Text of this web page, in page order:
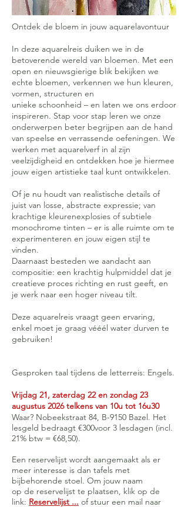
Ontdek de bloem in jouw aquarelavontuur
In deze aquarelreis duiken we in de
betoverende wereld van bloemen. Met een
open en nieuwsgierige blik bekijken we
echte bloemen, verkennen we hun kleuren,
vormen, structuren en
unieke schoonheid – en laten we ons erdoor
inspireren. Stap voor stap leren we onze
onderwerpen beter begrijpen aan de hand
van speelse en verrassende oefeningen. We
werken met aquarelverf in al zijn
veelzijdigheid en ontdekken hoe je hiermee
jouw eigen artistieke taal kunt ontwikkelen.
Of je nu houdt van realistische details of
juist van losse, abstracte expressie; van
krachtige kleurenexplosies of subtiele
monochrome tinten – er is alle ruimte om te
experimenteren en jouw eigen stijl te
vinden.
Daarnaast besteden we aandacht aan
compositie: een krachtig hulpmiddel dat je
creatieve proces richting en rust geeft, en
je werk naar een hoger niveau tilt.
Deze aquarelreis vraagt geen ervaring,
enkel moet je graag vééél water durven te
gebruiken!
Gesproken taal tijdens de letterreis: Engels.
Vrijdag 21, zaterdag 22 en zondag 23
augustus 2026 telkens van 10u tot 16u30
Waar? Nobeekstraat 84, B-9150 Bazel. Het
lesgeld bedraagt €300voor 3 lesdagen (incl.
21% btw = €68,50).
Een reservelijst wordt aangemaakt als er
meer interesse is dan tafels met
bijbehorende stoel. Om jouw naam
op de reservelijst te plaatsen, klik op de
link: Reservelijst ... of stuur een mail naar